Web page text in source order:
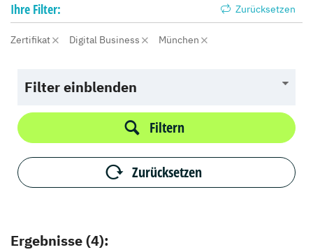
Ihre Filter: Zurücksetzen
Zertifikat Digital Business München
Filter einblenden
Filtern
Zurücksetzen
Ergebnisse (4):